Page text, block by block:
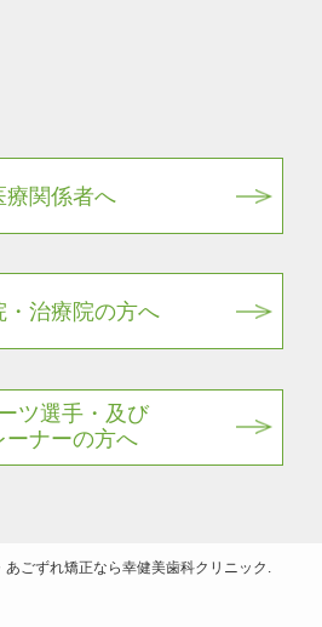
療関係者へ
・治療院の方へ
ツ選手・及び
ーナーの方へ
ごずれ矯正なら幸健美歯科クリニック.